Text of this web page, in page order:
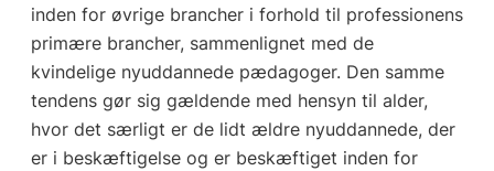
inden for øvrige brancher i forhold til professionens
primære brancher, sammenlignet med de
kvindelige nyuddannede pædagoger. Den samme
tendens gør sig gældende med hensyn til alder,
hvor det særligt er de lidt ældre nyuddannede, der
er i beskæftigelse og er beskæftiget inden for